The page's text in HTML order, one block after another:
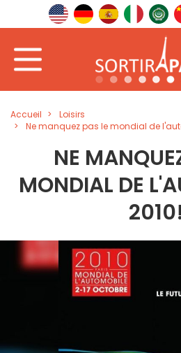
Accueil
Loisirs
Ne manquez pas le mondial de
NE
MONDIAL DE
2010!